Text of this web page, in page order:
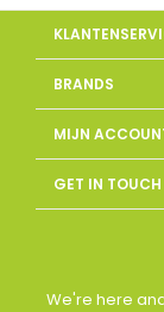
BRANDS
MIJN
GET IN TOUCH
We're here